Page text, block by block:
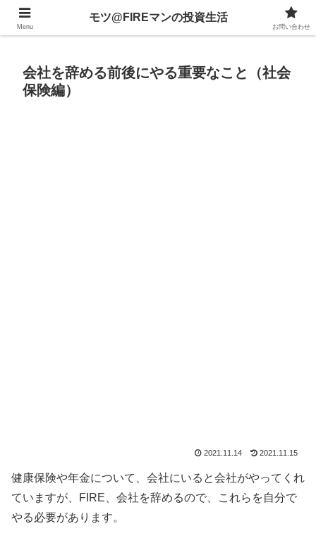
不動産、投資信託、暗号資産、株式、等々への投資について
会社を辞める前後にやる重要なこと（社会
保険編）
2021.11.14 2021.11.15
健康保険や年金について、会社にいると会社がやってくれ
ていますが、FIRE、会社を辞めるので、これらを自分で
やる必要があります。
Menu
モツ@FIREマンの投資生活
お問い合わせ